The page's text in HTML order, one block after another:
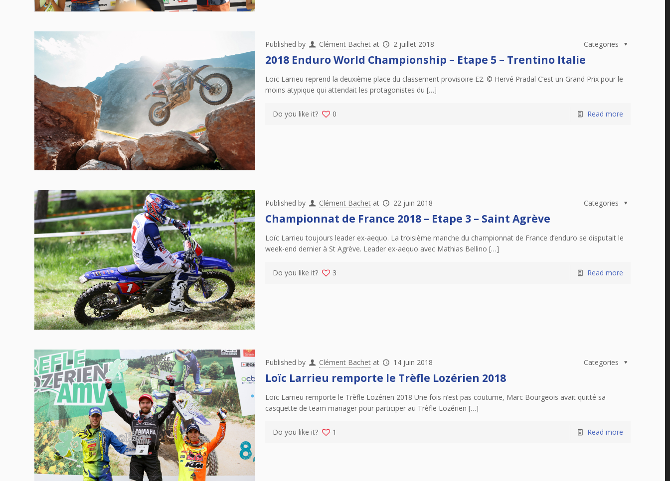
Published by Clément Bachet at 2 juillet 2018 Categories
2018 Enduro World Championship – Etape 5 – Trentino Italie
Loïc Larrieu reprend la deuxième place du classement provisoire E2. © Hervé Pradal C’est un Grand Prix pour le
moins atypique qui attendait les protagonistes du […]
Do you like it? 0 Read more
Published by Clément Bachet at 22 juin 2018 Categories
Championnat de France 2018 – Etape 3 – Saint Agrève
Loïc Larrieu toujours leader ex-aequo. La troisième manche du championnat de France d’enduro se disputait le
week-end dernier à St Agrève. Leader ex-aequo avec Mathias Bellino […]
Do you like it? 3 Read more
Published by Clément Bachet at 14 juin 2018 Categories
Loïc Larrieu remporte le Trèfle Lozérien 2018
Loïc Larrieu remporte le Trèfle Lozérien 2018 Une fois n’est pas coutume, Marc Bourgeois avait quitté sa
casquette de team manager pour participer au Trèfle Lozérien […]
Do you like it? 1 Read more